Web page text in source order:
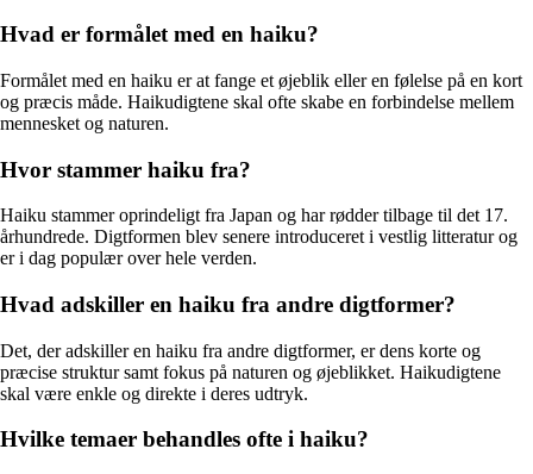
Hvad er formålet med en haiku?
Formålet med en haiku er at fange et øjeblik eller en følelse på en kort
og præcis måde. Haikudigtene skal ofte skabe en forbindelse mellem
mennesket og naturen.
Hvor stammer haiku fra?
Haiku stammer oprindeligt fra Japan og har rødder tilbage til det 17.
århundrede. Digtformen blev senere introduceret i vestlig litteratur og
er i dag populær over hele verden.
Hvad adskiller en haiku fra andre digtformer?
Det, der adskiller en haiku fra andre digtformer, er dens korte og
præcise struktur samt fokus på naturen og øjeblikket. Haikudigtene
skal være enkle og direkte i deres udtryk.
Hvilke temaer behandles ofte i haiku?